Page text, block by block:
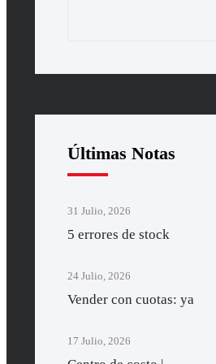
Últimas Notas
31 Julio, 2026
5 errores de stock
24 Julio, 2026
Vender con cuotas: ya
17 Julio, 2026